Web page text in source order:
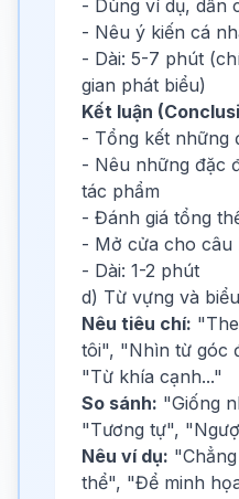
- Dùng ví dụ, dẫn
- Nêu ý kiến cá
- Dài: 5-7 phút
gian phát biểu)
Kết luận
- Tổng kết những
- Nêu những đặc
tác phẩm
- Đánh giá tổng
- Mở cửa cho câu
- Dài: 1-2 phút
d) Từ vựng và
Nêu tiêu chí:
tôi", "Nhìn từ góc
"Từ khía cạnh..."
So sánh: "Giống
"Tương tự",
Nêu ví dụ:
thể", "Để minh